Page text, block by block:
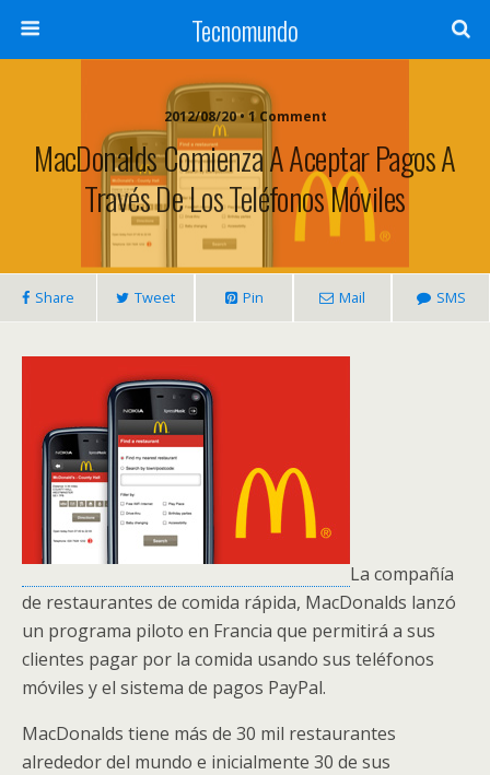
Tecnomundo
2012/08/20 • 1 Comment
MacDonalds Comienza A Aceptar Pagos A
Través De Los Teléfonos Móviles
Share Tweet Pin Mail SMS
La compañía
de restaurantes de comida rápida, MacDonalds lanzó
un programa piloto en Francia que permitirá a sus
clientes pagar por la comida usando sus teléfonos
móviles y el sistema de pagos PayPal.
MacDonalds tiene más de 30 mil restaurantes
alrededor del mundo e inicialmente 30 de sus